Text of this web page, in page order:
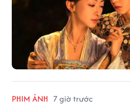
PHIM ẢNH 7 giờ trước